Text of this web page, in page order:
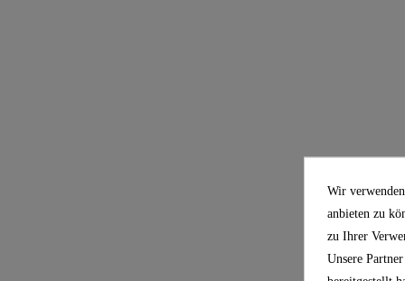
Wir
anbieten zu
zu Ihrer
Unsere